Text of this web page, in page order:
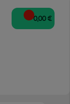
0,00 €